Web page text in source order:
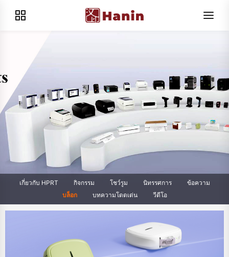
เกี่ยวกับ HPRT กิจกรรม โชว์รูม นิทรรศการ
ข้อความ
บล็อก
บทความโดดเด่น วีดีโอ